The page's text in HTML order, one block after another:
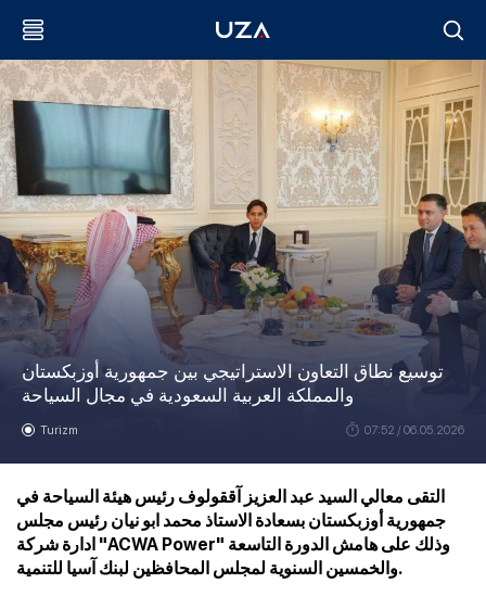
توسيع نطاق التعاون الاستراتيجي بين جمهورية أوزبكستان
والمملكة العربية السعودية في مجال السياحة
Turizm 07:52 / 06.05.2026
التقى معالي السيد عبد العزيز آققولوف رئيس هيئة السياحة في
جمهورية أوزبكستان بسعادة الاستاذ محمد ابو نيان رئيس مجلس
ادارة شركة "ACWA Power" وذلك على هامش الدورة التاسعة
والخمسين السنوية لمجلس المحافظين لبنك آسيا للتنمية.